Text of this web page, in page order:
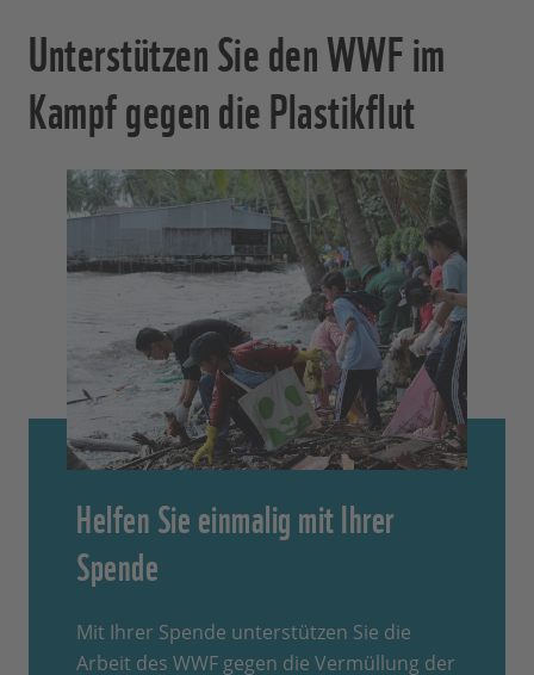
Unterstützen Sie den WWF im
Kampf gegen die Plastikflut
Helfen Sie einmalig mit Ihrer
Spende
Mit Ihrer Spende unterstützen Sie die
Arbeit des WWF gegen die Vermüllung der